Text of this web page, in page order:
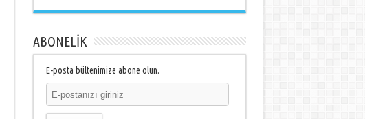
ABONELİK
E-posta bültenimize abone olun.